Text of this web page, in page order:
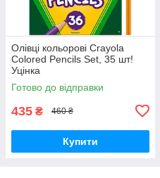
Олівці кольорові Crayola
Colored Pencils Set, 35 шт!
Уцінка
Готово до відправки
435 ₴ 460 ₴
Купити